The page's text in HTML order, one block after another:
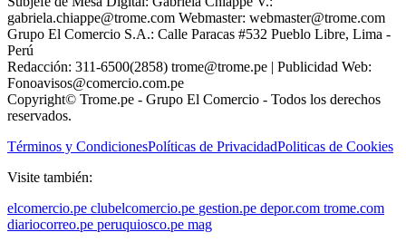
gabriela.chiappe@trome.com Webmaster: webmaster@trome.com
Grupo El Comercio S.A.: Calle Paracas #532 Pueblo Libre, Lima -
Perú
Redacción: 311-6500(2858) trome@trome.pe | Publicidad Web:
Fonoavisos@comercio.com.pe
Copyright© Trome.pe - Grupo El Comercio - Todos los derechos
reservados.
Términos y CondicionesPolíticas de PrivacidadPoliticas de Cookies
Visite también:
elcomercio.pe clubelcomercio.pe gestion.pe depor.com trome.com
diariocorreo.pe peruquiosco.pe mag